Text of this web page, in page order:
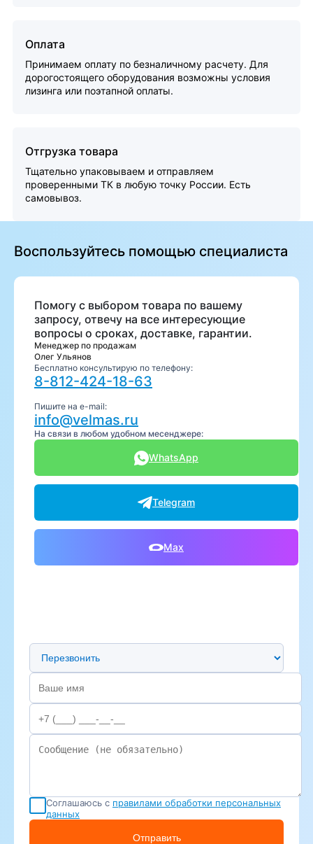
Оплата
Принимаем оплату по безналичному расчету. Для
дорогостоящего оборудования возможны условия
лизинга или поэтапной оплаты.
Отгрузка товара
Тщательно упаковываем и отправляем
проверенными ТК в любую точку России. Есть
самовывоз.
Воспользуйтесь помощью специалиста
Помогу с выбором товара по вашему
запросу, отвечу на все интересующие
вопросы о сроках, доставке, гарантии.
Менеджер по продажам
Олег Ульянов
Бесплатно консультирую по телефону:
8-812-424-18-63
Пишите на e-mail:
info@velmas.ru
На связи в любом удобном месенджере:
WhatsApp
Telegram
Max
Предпочтительный способ связи
Соглашаюсь с правилами обработки персональных
данных
Отправить